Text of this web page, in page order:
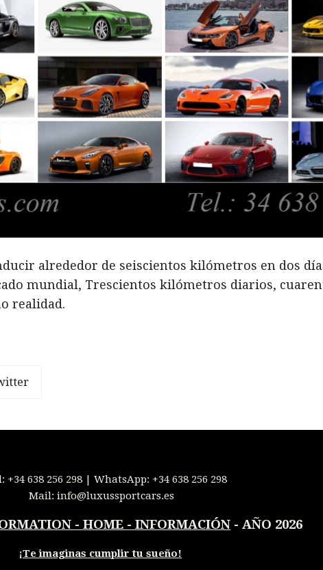
alrededor de seiscientos kilómetros en dos
mundial, Trescientos kilómetros diarios,
realidad.
+34 638 256 298 | WhatsApp: +34 638 256 298
Mail: info@luxussportcars.es
- HOME - INFORMACIÓN - AÑO 2026
¡Te imaginas cumplir tu sueño!